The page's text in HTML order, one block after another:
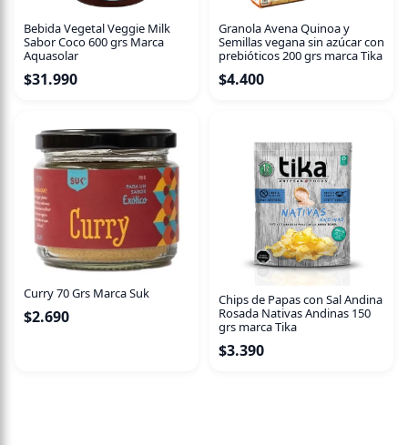
Manzanilla, rooibos, menta y esencia natural de vainilla.
Bebida Vegetal Veggie Milk
Sabor Coco 600 grs Marca
Aquasolar
$31.990
Granola Avena Quinoa y
Semillas vegana sin azúcar con
prebióticos 200 grs marca Tika
$4.400
Curry 70 Grs Marca Suk
$2.690
Chips de Papas con Sal Andina
Rosada Nativas Andinas 150
grs marca Tika
$3.390